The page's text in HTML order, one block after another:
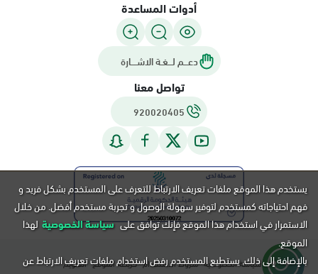
أدوات المساعدة
دعـــم لـــغـة الاشــــارة
تواصل معنا
920020405
سياسة الخصوصية شروط الاستخدام خريطة الموقع التقويم
يستخدم هذا الموقع ملفات تعريف الارتباط للتعرف على المستخدم بشكل فريد و
فهم احتياجاته كمستخدم لتوفير سهولة الوصول و تجربة مستخدم أفضل. من خلال
الاستمرار في استخدام هذا الموقع فإنك توافق على سياسة الخصوصية لهذا
الموقع.
بالإضافة إلى ذلك, يستطيع المستخدم رفض استخدام ملفات تعريف الارتباط عن